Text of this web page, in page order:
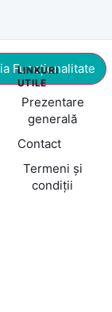
Funcționalitate
LINKURI
UTILE
Prezentare
generală
Contact
Termeni și
condiții